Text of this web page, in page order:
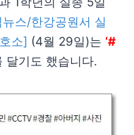
뉴스/한강공원서 실
소] (4월 29일)는 ‘#
달기도 했습니다.